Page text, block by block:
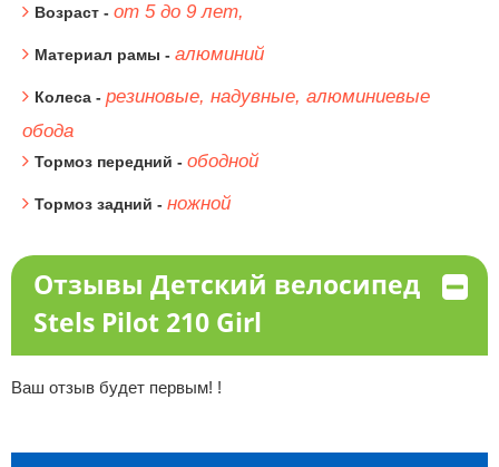
Возраст - от 5 до 9 лет,
Материал рамы - алюминий
Колеса - резиновые, надувные, алюминиевые
обода
Тормоз передний - ободной
Тормоз задний - ножной
Отзывы Детский велосипед
Stels Pilot 210 Girl
Ваш отзыв будет первым! !